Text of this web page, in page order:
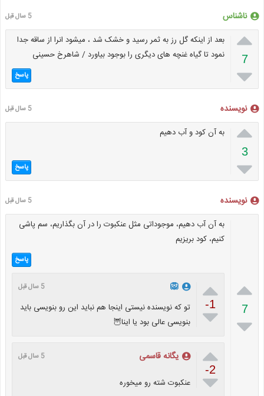
ناشناس 5 سال قبل

7

بعد از اینکه گل رز به ثمر رسید و خشک شد ، میشود انرا از ساقه جدا
نمود تا گیاه غنچه های دیگری را بوجود بیاورد / شاهرخ حسینی
پاسخ
نویسنده 5 سال قبل

3

به آن کود و آب دهیم
پاسخ
نویسنده 5 سال قبل

7

به آن آب دهیم، موجوداتی مثل عنکبوت را در آن بگذاریم، سم پاشی
کنیم، کود بریزیم
پاسخ

-1

🦁 5 سال قبل
تو که نویسنده نیستی اینجا هم نباید این رو بنویسی باید
بنویسی عالی بود یا اینا🦉

-2

یگانه قاسمی 5 سال قبل
عنکبوت شته رو میخوره